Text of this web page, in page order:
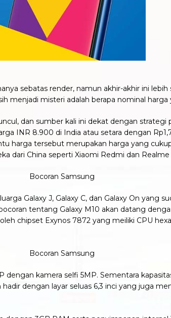
sebatas render, namun akhir-akhir ini
menjadi misteri adalah berapa nominal
dan sumber kali ini dekat dengan strategi
INR 8.900 di India atau setara dengan
harga tersebut merupakan harga yang
dari China seperti Xiaomi Redmi dan
Galaxy J, Galaxy C, dan Galaxy On yang
tentang Galaxy M10 akan datang
chipset Exynos 7872 yang meiliki CPU
kamera selfi 5MP. Sementara
dengan layar seluas 6,3 inci yang juga